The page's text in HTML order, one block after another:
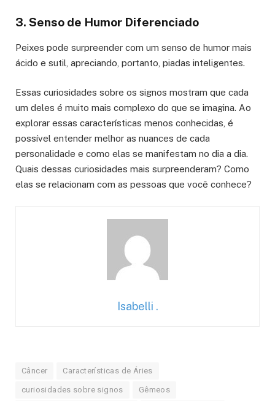
3. Senso de Humor Diferenciado
Peixes pode surpreender com um senso de humor mais
ácido e sutil, apreciando, portanto, piadas inteligentes.
Essas curiosidades sobre os signos mostram que cada
um deles é muito mais complexo do que se imagina. Ao
explorar essas características menos conhecidas, é
possível entender melhor as nuances de cada
personalidade e como elas se manifestam no dia a dia.
Quais dessas curiosidades mais surpreenderam? Como
elas se relacionam com as pessoas que você conhece?
Isabelli .
Câncer Características de Áries
curiosidades sobre signos Gêmeos